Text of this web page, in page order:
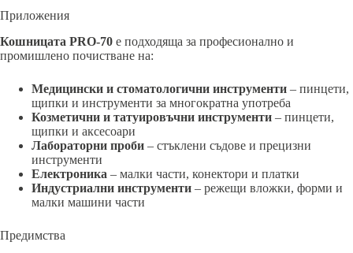
Приложения
Кошницата PRO-70 е подходяща за професионално и
промишлено почистване на:
Медицински и стоматологични инструменти – пинцети,
щипки и инструменти за многократна употреба
Козметични и татуировъчни инструменти – пинцети,
щипки и аксесоари
Лабораторни проби – стъклени съдове и прецизни
инструменти
Електроника – малки части, конектори и платки
Индустриални инструменти – режещи вложки, форми и
малки машини части
Предимства